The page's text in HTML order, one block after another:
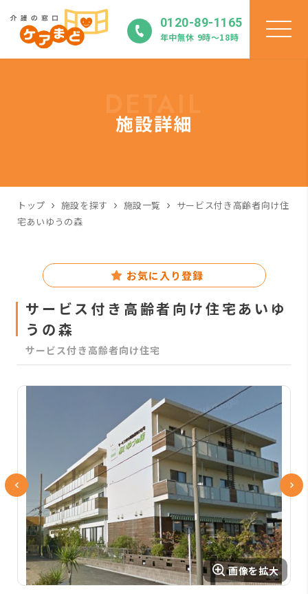
0120-89-1165
年中無休 9時〜18時
施設詳細
トップ 施設を探す 施設一覧
サービス付き高齢者向け住
宅あいゆうの森
お気に入り登録
サービス付き高齢者向け住宅あいゆ
うの森
サービス付き高齢者向け住宅